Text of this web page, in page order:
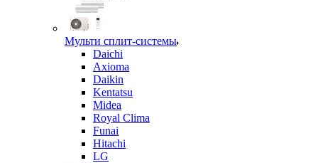
Мульти сплит-системы
Daichi
Axioma
Daikin
Kentatsu
Midea
Royal Clima
Funai
Hitachi
LG